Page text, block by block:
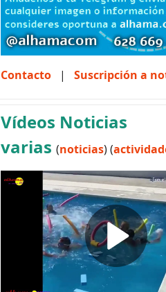
Contacto | Suscripción a
Vídeos Noticias
varias (noticias) (